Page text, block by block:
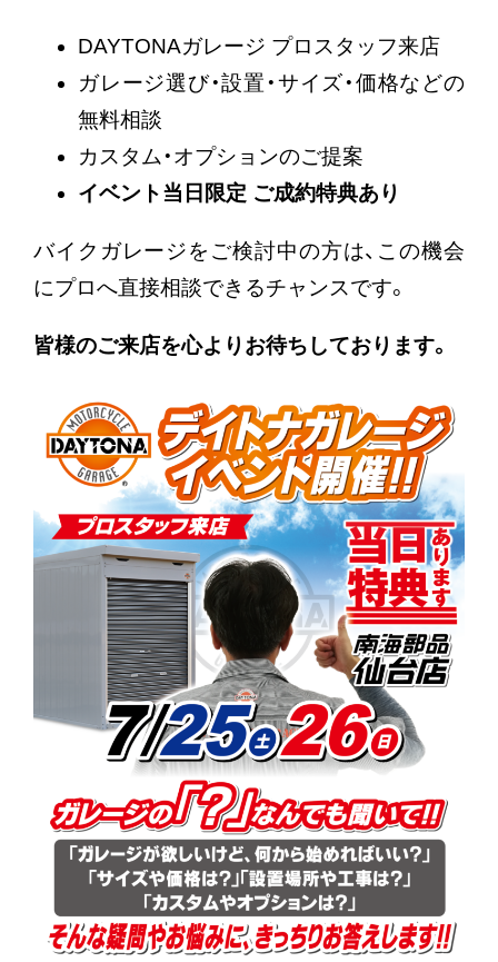
DAYTONAガレージ プロスタッフ来店
ガレージ選び・設置・サイズ・価格などの
無料相談
カスタム・オプションのご提案
イベント当日限定 ご成約特典あり
バイクガレージをご検討中の方は、この機会
にプロへ直接相談できるチャンスです。
皆様のご来店を心よりお待ちしております。